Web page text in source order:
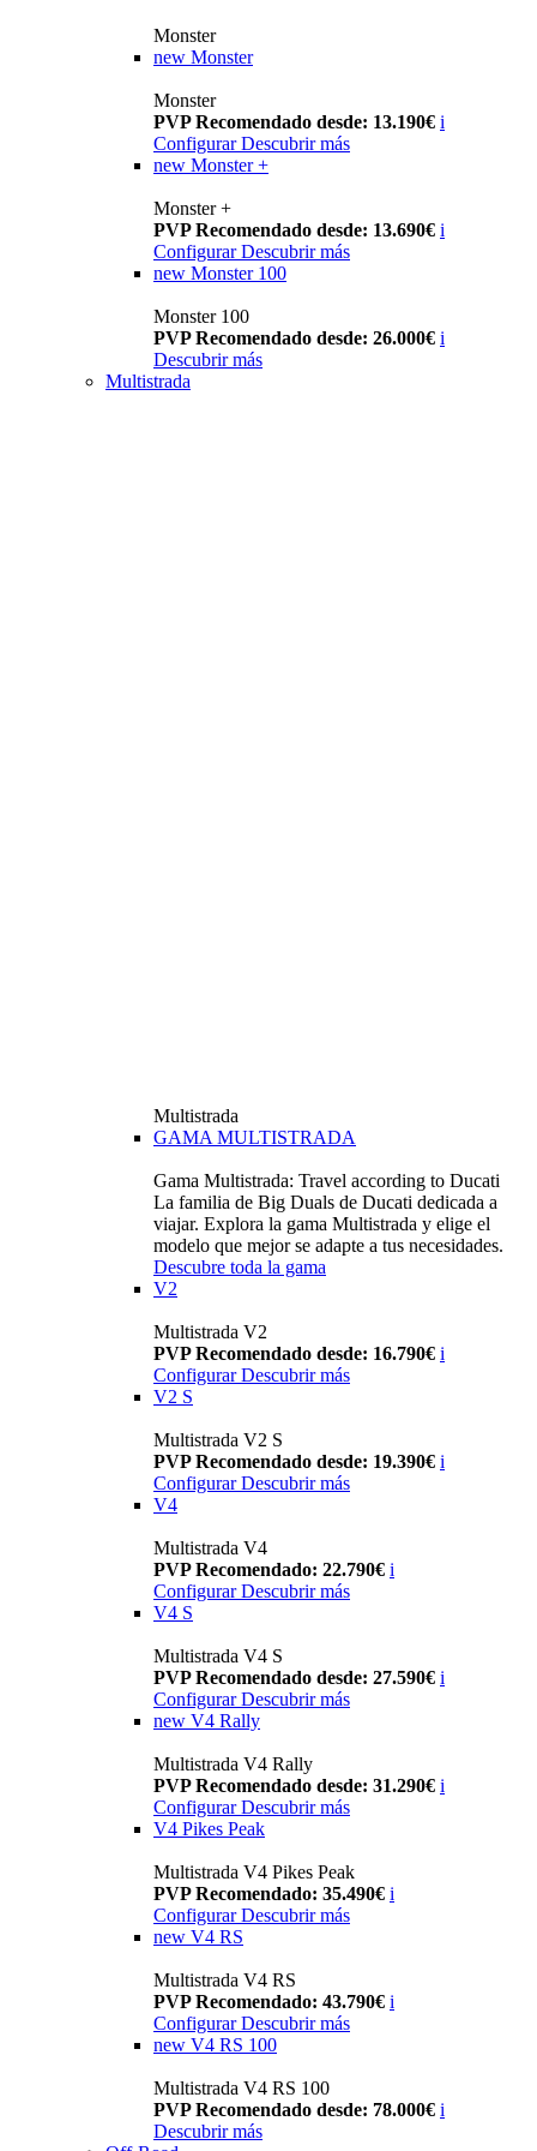
Monster
new Monster
Monster
PVP Recomendado desde: 13.190€ i
Configurar Descubrir más
new Monster +
Monster +
PVP Recomendado desde: 13.690€ i
Configurar Descubrir más
new Monster 100
Monster 100
PVP Recomendado desde: 26.000€ i
Descubrir más
Multistrada
Multistrada
GAMA MULTISTRADA
Gama Multistrada: Travel according to Ducati
La familia de Big Duals de Ducati dedicada a
viajar. Explora la gama Multistrada y elige el
modelo que mejor se adapte a tus necesidades.
Descubre toda la gama
V2
Multistrada V2
PVP Recomendado desde: 16.790€ i
Configurar Descubrir más
V2 S
Multistrada V2 S
PVP Recomendado desde: 19.390€ i
Configurar Descubrir más
V4
Multistrada V4
PVP Recomendado: 22.790€ i
Configurar Descubrir más
V4 S
Multistrada V4 S
PVP Recomendado desde: 27.590€ i
Configurar Descubrir más
new V4 Rally
Multistrada V4 Rally
PVP Recomendado desde: 31.290€ i
Configurar Descubrir más
V4 Pikes Peak
Multistrada V4 Pikes Peak
PVP Recomendado: 35.490€ i
Configurar Descubrir más
new V4 RS
Multistrada V4 RS
PVP Recomendado: 43.790€ i
ConfigurarDescubrir más
new V4 RS 100
Multistrada V4 RS 100
PVP Recomendado desde: 78.000€ i
Descubrir más